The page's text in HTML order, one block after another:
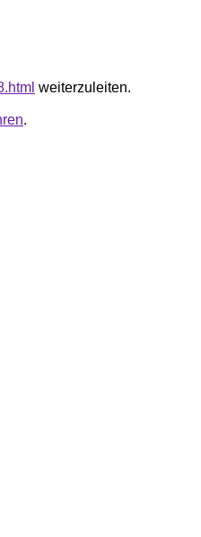
weiterzuleiten.
.